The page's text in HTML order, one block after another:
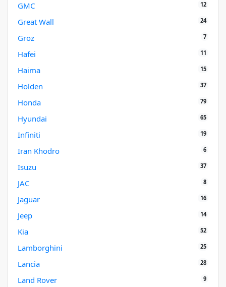
GMC 12
Great Wall 24
Groz 7
Hafei 11
Haima 15
Holden 37
Honda 79
Hyundai 65
Infiniti 19
Iran Khodro 6
Isuzu 37
JAC 8
Jaguar 16
Jeep 14
Kia 52
Lamborghini 25
Lancia 28
Land Rover 9